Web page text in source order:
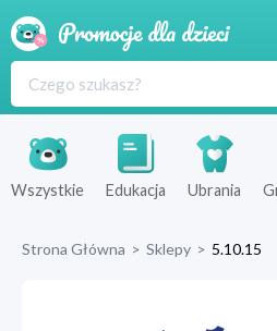
Produkty
Sklepy
Wszystkie Edukacja Ubrania
Strona Główna > Sklepy > 5.10.15